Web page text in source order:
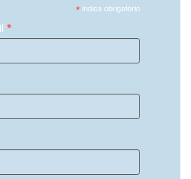
*indica obrigatório
*